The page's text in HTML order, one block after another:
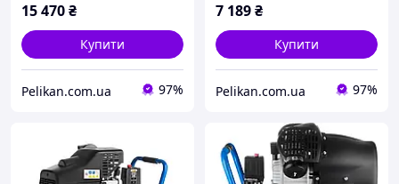
15 470₴
Купити
Pelikan.com.ua 97%
7 189₴
Купити
Pelikan.com.ua 97%